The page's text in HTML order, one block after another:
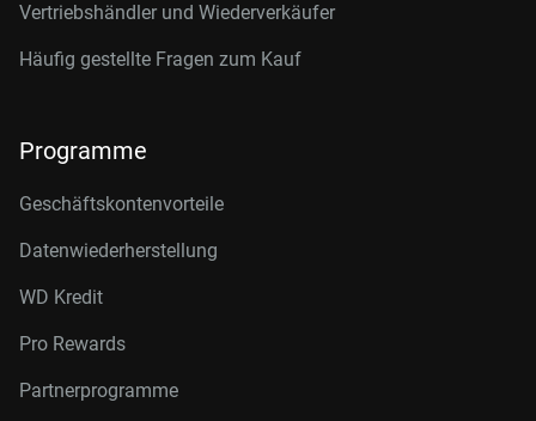
Vertriebshändler und Wiederverkäufer
Häufig gestellte Fragen zum Kauf
Programme
Geschäftskontenvorteile
Datenwiederherstellung
WD Kredit
Pro Rewards
Partnerprogramme